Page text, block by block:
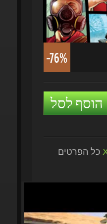
-76%
הוסף לסל